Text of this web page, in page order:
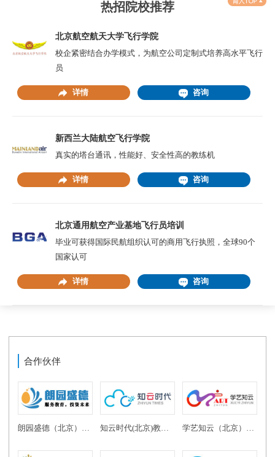
热招院校推荐
北京航空航天大学飞行学院
校企紧密结合办学模式，为航空公司定制式培养高水平飞行
员
详情 咨询
新西兰大陆航空飞行学院
真实的塔台通讯，性能好、安全性高的教练机
详情 咨询
北京通用航空产业基地飞行员培训
毕业可获得国际民航组织认可的商用飞行执照，全球90个
国家认可
详情 咨询
合作伙伴